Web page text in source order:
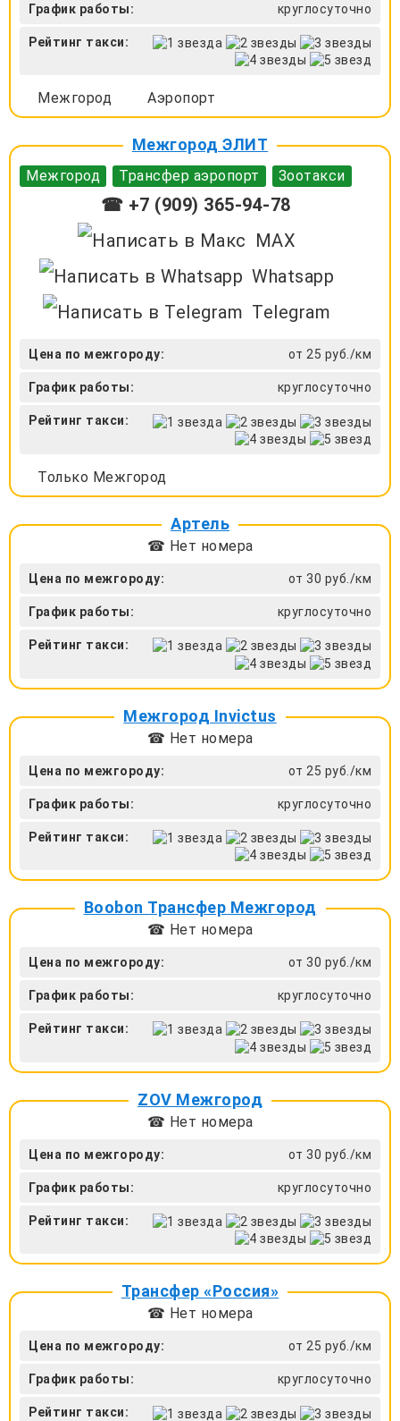
График работы: круглосуточно
Рейтинг такси:
Межгород Аэропорт
Межгород ЭЛИТ
Межгород Трансфер аэропорт Зоотакси
☎ +7 (909) 365-94-78
MAX
Whatsapp
Telegram
Цена по межгороду: от 25 руб./км
График работы: круглосуточно
Рейтинг такси:
Только Межгород
Артель
☎ Нет номера
Цена по межгороду: от 30 руб./км
График работы: круглосуточно
Рейтинг такси:
Межгород Invictus
☎ Нет номера
Цена по межгороду: от 25 руб./км
График работы: круглосуточно
Рейтинг такси:
Boobon Трансфер Межгород
☎ Нет номера
Цена по межгороду: от 30 руб./км
График работы: круглосуточно
Рейтинг такси:
ZOV Межгород
☎ Нет номера
Цена по межгороду: от 30 руб./км
График работы: круглосуточно
Рейтинг такси:
Трансфер «Россия»
☎ Нет номера
Цена по межгороду: от 25 руб./км
График работы: круглосуточно
Рейтинг такси: